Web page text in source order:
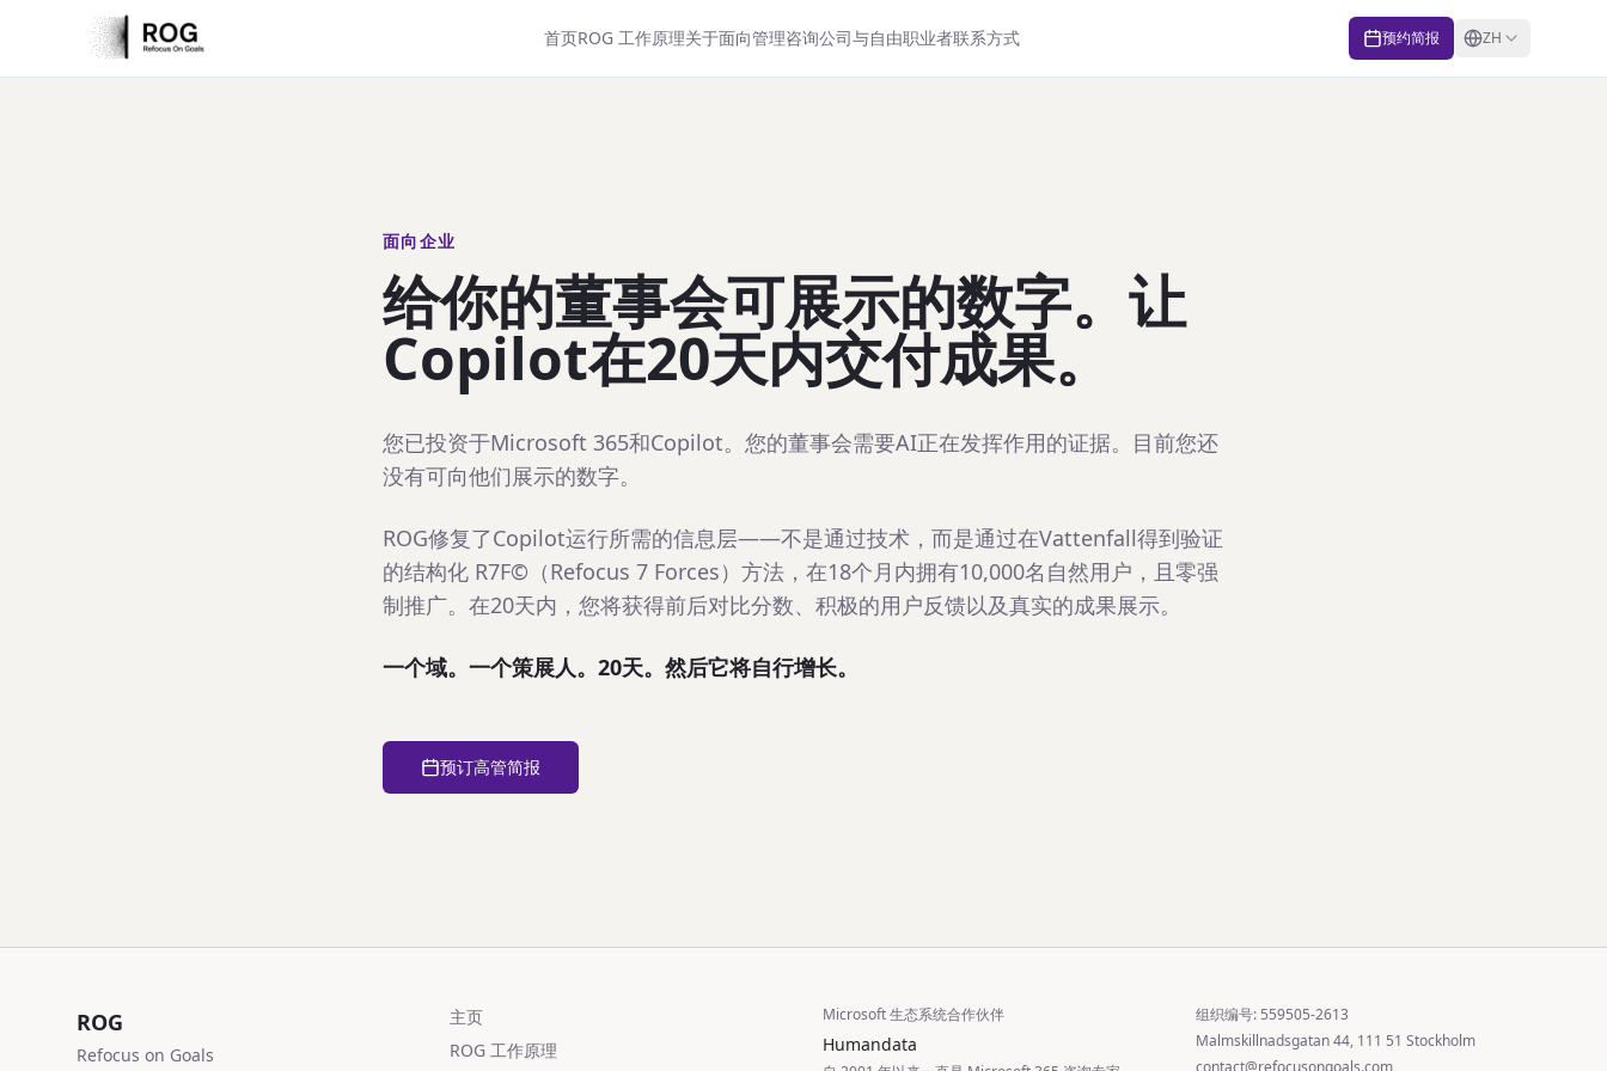
首页ROG 工作原理关于面向管理咨询公司与自由职业者联系方式 预约简报 ZH
面向企业
给你的董事会可展示的数字。让
Copilot在20天内交付成果。
您已投资于Microsoft 365和Copilot。您的董事会需要AI正在发挥作用的证据。目前您还
没有可向他们展示的数字。
ROG修复了Copilot运行所需的信息层——不是通过技术，而是通过在Vattenfall得到验证
的结构化 R7F©（Refocus 7 Forces）方法，在18个月内拥有10,000名自然用户，且零强
制推广。在20天内，您将获得前后对比分数、积极的用户反馈以及真实的成果展示。
一个域。一个策展人。20天。然后它将自行增长。
预订高管简报
ROG
Refocus on Goals
主页
ROG 工作原理
Microsoft 生态系统合作伙伴
Humandata
组织编号: 559505-2613
Malmskillnadsgatan 44, 111 51 Stockholm
contact@refocusongoals.com